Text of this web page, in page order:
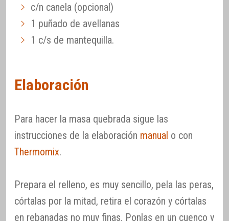
c/n canela (opcional)
1 puñado de avellanas
1 c/s de mantequilla.
Elaboración
Para hacer la masa quebrada sigue las
instrucciones de la elaboración manual o con
Thermomix.
Prepara el relleno, es muy sencillo, pela las peras,
córtalas por la mitad, retira el corazón y córtalas
en rebanadas no muy finas. Ponlas en un cuenco y